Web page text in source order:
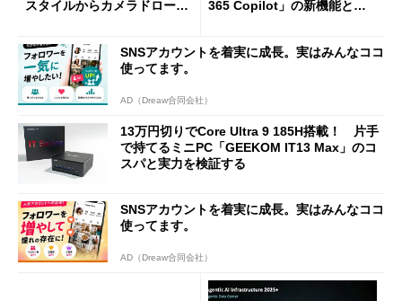
スタイルからカメラドローン
365 Copilot」の新機能とエ
SNSアカウントを着実に成長。実はみんなココ
使ってます。
AD（Dreaw合同会社）
13万円切りでCore Ultra 9 185H搭載！ 片手
で持てるミニPC「GEEKOM IT13 Max」のコ
スパと実力を検証する
SNSアカウントを着実に成長。実はみんなココ
使ってます。
AD（Dreaw合同会社）